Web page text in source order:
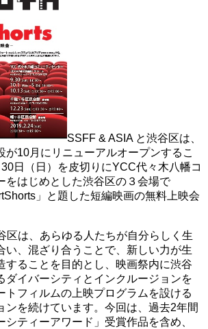
SSFF & ASIA と渋谷区は、
が10月にリニューアルオープンするこ
日（日）を皮切りにYCC代々木八幡コ
をはじめとした渋谷区の３会場で
」と題した短編映画の無料上映会
区は、あらゆる人たちが自分らしく生
い、混ざり合うことで、新しい力が生
することを目的とし、映画祭内に渋谷
ダイバーシティとインクルージョンを
トフィルムの上映プログラムを設ける
ンを続けています。今回は、過去2年間
シティーアワード」受賞作品を含め、